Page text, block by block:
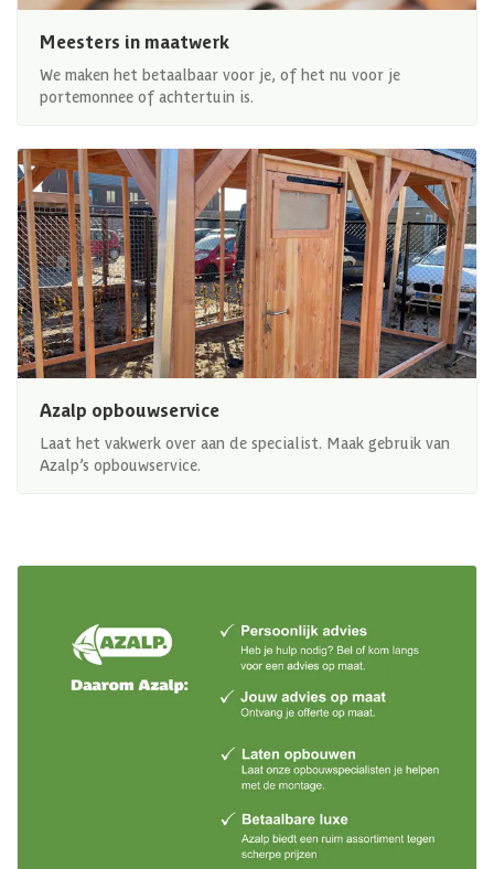
Meesters in maatwerk
We maken het betaalbaar voor je, of het nu voor je
portemonnee of achtertuin is.
Azalp opbouwservice
Laat het vakwerk over aan de specialist. Maak gebruik van
Azalp’s opbouwservice.